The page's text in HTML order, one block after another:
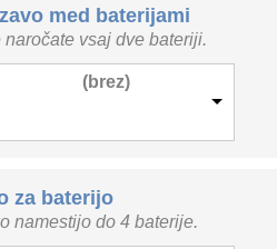
med baterijami
vsaj dve bateriji.
(brez)
za baterijo
namestijo do 4 baterije.